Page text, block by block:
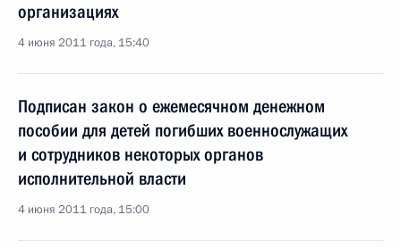
организациях
4 июня 2011 года, 15:40
Подписан закон о ежемесячном денежном
пособии для детей погибших военнослужащих
и сотрудников некоторых органов
исполнительной власти
4 июня 2011 года, 15:00